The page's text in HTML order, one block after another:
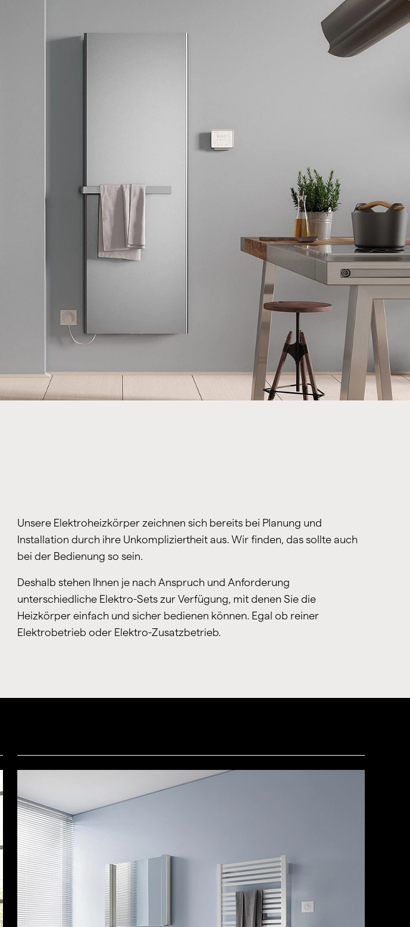
Unsere Elektroheizkörper zeichnen sich bereits bei Planung und
Installation durch ihre Unkompliziertheit aus. Wir finden, das sollte auch
bei der Bedienung so sein.
Deshalb stehen Ihnen je nach Anspruch und Anforderung
unterschiedliche Elektro-Sets zur Verfügung, mit denen Sie die
Heizkörper einfach und sicher bedienen können. Egal ob reiner
Elektrobetrieb oder Elektro-Zusatzbetrieb.